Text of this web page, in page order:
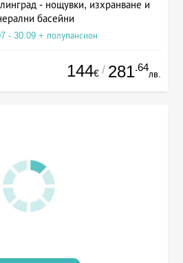
- нощувки, изхранване и
басейни
- 30.09 + полупансион
144€ / 281.64
лв.